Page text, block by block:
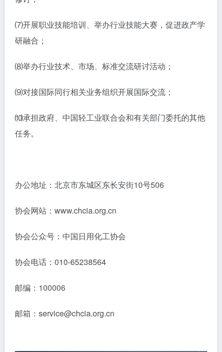
⑺开展职业技能培训、举办行业技能大赛，促进政产学
研融合；
⑻举办行业技术、市场、标准交流研讨活动；
⑼对接国际同行相关业务组织开展国际交流；
⑽承担政府、中国轻工业联合会和有关部门委托的其他
任务。
办公地址：北京市东城区东长安街10号506
协会网站：www.chcia.org.cn
协会公众号：中国日用化工协会
协会电话：010-65238564
邮编：100006
邮箱：service@chcia.org.cn